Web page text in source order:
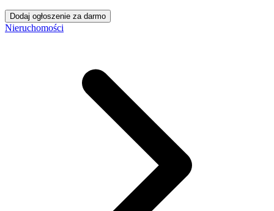
Dodaj ogłoszenie za darmo
Nieruchomości